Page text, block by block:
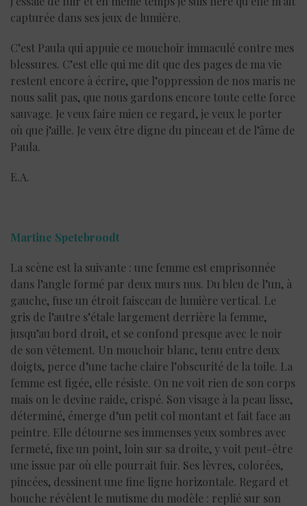
capturée dans ses jeux de lumière.
C’est Paula qui appuie ce mouchoir immaculé contre mes
blessures. C’est elle qui me dit que des pages de ma vie
restent encore à écrire, que l’oppression de nos maris ne
nous salit pas, que nous gardons encore toute cette force
sauvage. Je veux faire mien ce regard, je veux le porter
où que j’aille. Je veux être digne du pinceau et de l’âme de
Paula.
E.A.
Martine Spetebroodt
La scène est la suivante : une femme est emprisonnée
dans l’angle formé par deux murs nus. Du bleu de l’un, à
gauche, fuse un étroit faisceau de lumière vertical. Le
gris de l’autre s’étale largement derrière la femme,
jusqu’au bord droit, et se confond presque avec le noir
de son vêtement. Un mouchoir blanc, tenu entre deux
doigts, perce d’une tache claire l’obscurité de la toile. La
femme est figée, elle résiste. On ne voit rien de son corps
mais on le devine raide, crispé. Son visage à la peau lisse,
déterminé, émerge d’un petit col montant et fait face au
peintre. Elle détourne ses immenses yeux sombres avec
fermeté, fixe un point, loin sur sa droite, y voit peut-être
une issue par où elle pourrait fuir. Ses lèvres, colorées,
pincées, dessinent une fine ligne horizontale. Regard et
bouche révèlent le mutisme du modèle : replié sur son